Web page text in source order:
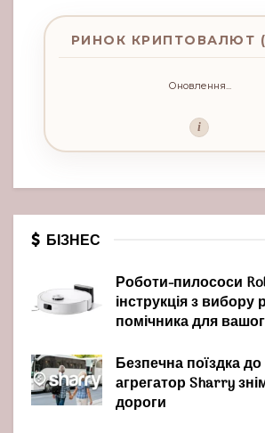
РИНОК КРИПТОВАЛЮТ
Оновлення...
i
БІЗНЕС
Роботи-пилососи
інструкція з вибору
помічника для
Безпечна поїздка
агрегатор Sharry
дороги